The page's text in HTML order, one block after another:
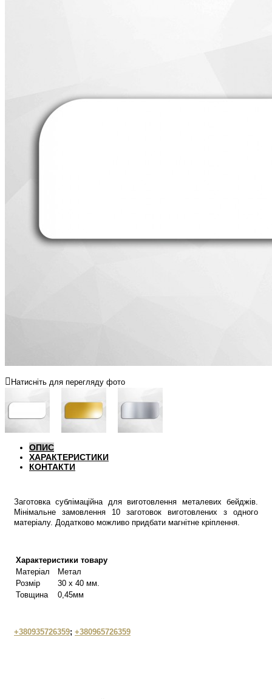
Натисніть для перегляду фото
ОПИС
ХАРАКТЕРИСТИКИ
КОНТАКТИ
Заготовка сублімаційна для виготовлення металевих бейджів.
Мінімальне замовлення 10 заготовок виготовлених з одного
матеріалу. Додатково можливо придбати магнітне кріплення.
Характеристики товару
Матеріал
Метал
Розмір
30 х 40 мм.
Товщина
0,45мм
+380935726359; +380965726359